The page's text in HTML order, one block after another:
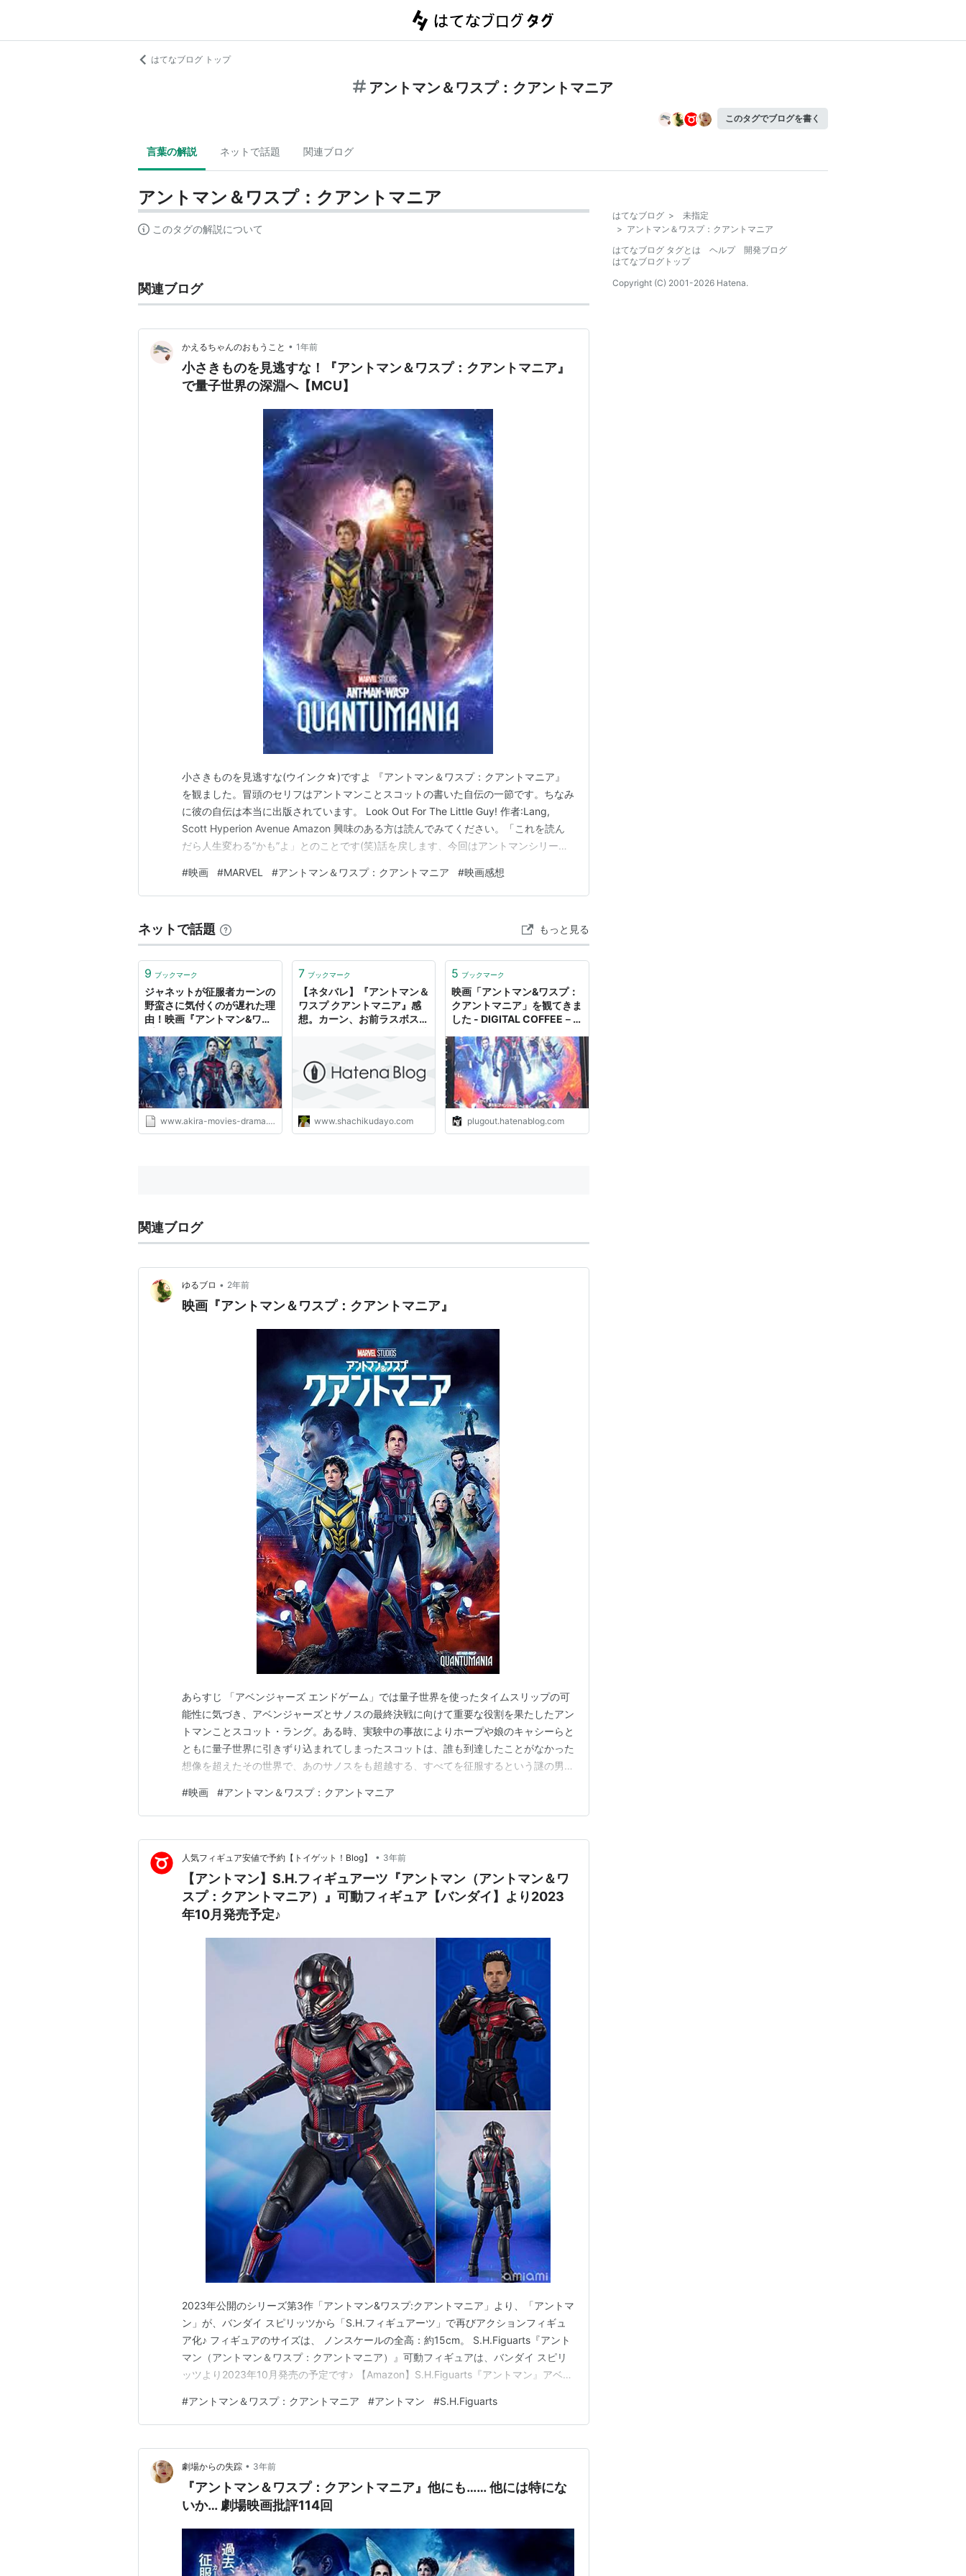
はてなブログ トップ
アントマン＆ワスプ：クアントマニア
このタグでブログを書く
言葉の解説 ネットで話題 関連ブログ
アントマン＆ワスプ：クアントマニア
このタグの解説について
関連ブログ
かえるちゃんのおもうこと • 1年前
小さきものを見逃すな！『アントマン＆ワスプ：クアントマニア』
で量子世界の深淵へ【MCU】
小さきものを見逃すな(ウインク☆)ですよ 『アントマン＆ワスプ：クアントマニア』
を観ました。冒頭のセリフはアントマンことスコットの書いた自伝の一節です。ちなみ
に彼の自伝は本当に出版されています。 Look Out For The Little Guy! 作者:Lang,
Scott Hyperion Avenue Amazon 興味のある方は読んでみてください。「これを読ん
だら人生変わる”かも”よ」とのことです(笑)話を戻します、今回はアントマンシリーズ
ろしくお願いいたします。 予告映像！ あらすじ 主要人物 アント…
#映画 #MARVEL #アントマン＆ワスプ：クアントマニア #映画感想
ネットで話題 もっと見る
9 ブックマーク
ジャネットが征服者カーンの
野蛮さに気付くのが遅れた理
由！映画『アントマン&ワス
AKIRAの映画・ドラマブロ
グ
www.akira-movies-drama.com
7 ブックマーク
【ネタバレ】『アントマン＆
ワスプ クアントマニア』感
想。カーン、お前ラスボスな
www.shachikudayo.com
5 ブックマーク
映画「アントマン&ワスプ：
クアントマニア」を観てきま
した - DIGITAL COFFEE－
plugout.hatenablog.com
関連ブログ
ゆるブロ • 2年前
映画『アントマン＆ワスプ：クアントマニア』
あらすじ 「アベンジャーズ エンドゲーム」では量子世界を使ったタイムスリップの可
能性に気づき、アベンジャーズとサノスの最終決戦に向けて重要な役割を果たしたアン
トマンことスコット・ラング。ある時、実験中の事故によりホープや娘のキャシーらと
ともに量子世界に引きずり込まれてしまったスコットは、誰も到達したことがなかった
想像を超えたその世界で、あのサノスをも超越する、すべてを征服するという謎の男カ
ご注意を。
#映画 #アントマン＆ワスプ：クアントマニア
人気フィギュア安値で予約【トイゲット！Blog】 • 3年前
【アントマン】S.H.フィギュアーツ『アントマン（アントマン＆ワ
スプ：クアントマニア）』可動フィギュア【バンダイ】より2023
年10月発売予定♪
2023年公開のシリーズ第3作「アントマン&ワスプ:クアントマニア」より、「アントマ
ン」が、バンダイ スピリッツから「S.H.フィギュアーツ」で再びアクションフィギュ
ア化♪ フィギュアのサイズは、 ノンスケールの全高：約15cm。 S.H.Figuarts『アント
マン（アントマン＆ワスプ：クアントマニア）』可動フィギュアは、バンダイ スピリ
ッツより2023年10月発売の予定です♪ 【Amazon】S.H.Figuarts『アントマン』アベン
トマン＆ワスプ：クアントマニア）』可動フィギュア【バンダイ ス…
#アントマン＆ワスプ：クアントマニア #アントマン #S.H.Figuarts
劇場からの失踪 • 3年前
『アントマン＆ワスプ：クアントマニア』他にも…… 他には特にな
いか… 劇場映画批評114回
はてなブログ >
未指定
> アントマン＆ワスプ：クアントマニア
はてなブログ タグとは
ヘルプ
開発ブログ
はてなブログトップ
Copyright (C) 2001-2026 Hatena.